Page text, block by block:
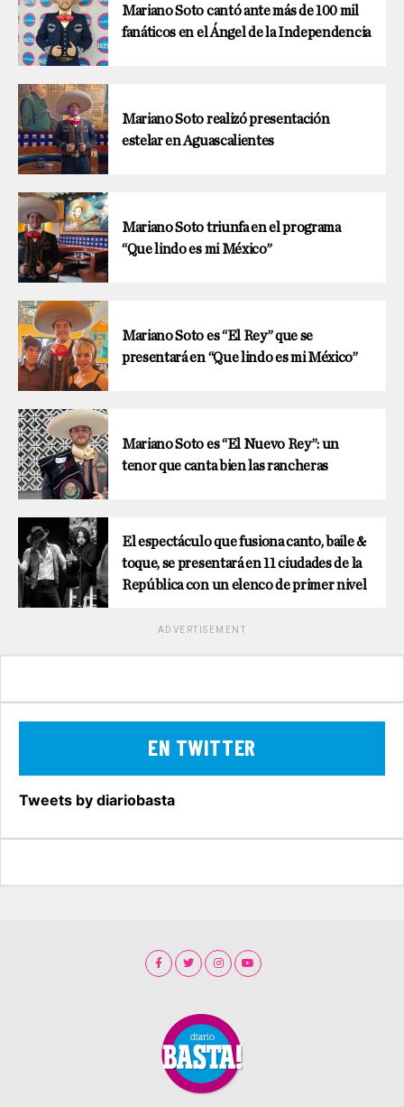
Mariano Soto cantó ante más de 100 mil
fanáticos en el Ángel de la Independencia
Mariano Soto realizó presentación
estelar en Aguascalientes
Mariano Soto triunfa en el programa
“Que lindo es mi México”
Mariano Soto es “El Rey” que se
presentará en “Que lindo es mi México”
Mariano Soto es “El Nuevo Rey”: un
tenor que canta bien las rancheras
El espectáculo que fusiona canto, baile &
toque, se presentará en 11 ciudades de la
República con un elenco de primer nivel
ADVERTISEMENT
EN TWITTER
Tweets by diariobasta